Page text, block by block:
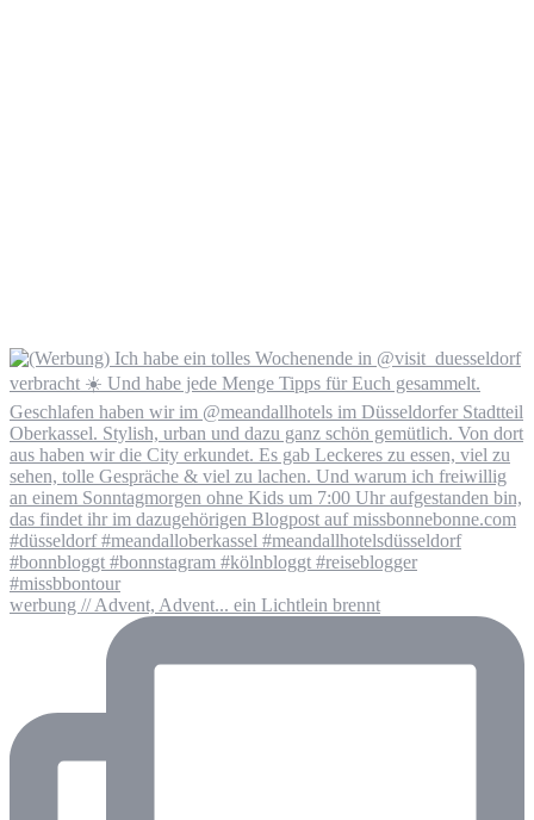
werbung // Advent, Advent... ein Lichtlein brennt